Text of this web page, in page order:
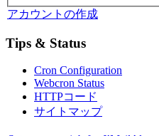
アカウントの作成
Tips & Status
Cron Configuration
Webcron Status
HTTPコード
サイトマップ